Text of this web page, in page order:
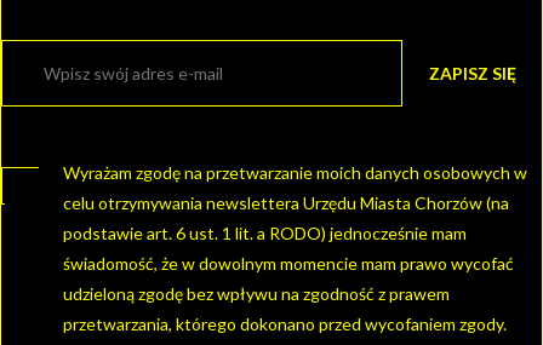
Wyrażam zgodę na przetwarzanie moich danych osobowych w
celu otrzymywania newslettera Urzędu Miasta Chorzów (na
podstawie art. 6 ust. 1 lit. a RODO) jednocześnie mam
świadomość, że w dowolnym momencie mam prawo wycofać
udzieloną zgodę bez wpływu na zgodność z prawem
przetwarzania, którego dokonano przed wycofaniem zgody.